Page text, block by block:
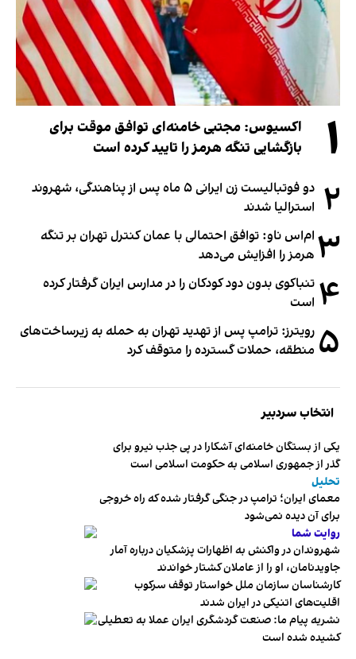
۱
اکسیوس: مجتبی خامنه‌ای توافق موقت برای
بازگشایی تنگه هرمز را تایید کرده است
۲
دو فوتبالیست زن ایرانی ۵ ماه پس از پناهندگی، شهروند
استرالیا شدند
۳ ام‌اس ناو: توافق احتمالی با عمان کنترل تهران بر تنگه
هرمز را افزایش می‌دهد
۴ تنباکوی بدون دود کودکان را در مدارس ایران گرفتار کرده
است
۵ رویترز: ترامپ پس از تهدید تهران به حمله به زیرساخت‌های
منطقه، حملات گسترده را متوقف کرد
انتخاب سردبیر
یکی از بستگان خامنه‌ای آشکارا در پی جذب نیرو برای
گذر از جمهوری اسلامی به حکومت اسلامی است
تحلیل
معمای ایران؛ ترامپ در جنگی گرفتار شده که راه خروجی
برای آن دیده نمی‌شود
روایت شما
شهروندان در واکنش به اظهارات پزشکیان درباره آمار
جاویدنامان، او را از عاملان کشتار خواندند
کارشناسان سازمان ملل خواستار توقف سرکوب
اقلیت‌های اتنیکی در ایران شدند
نشریه پیام ما: صنعت گردشگری ایران عملا به تعطیلی
کشیده شده است